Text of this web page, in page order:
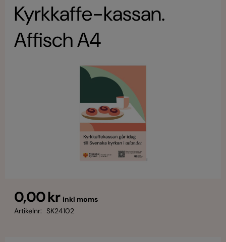
Kyrkkaffe-kassan.
Affisch A4
0,00 kr inkl moms
Artikelnr: SK24102